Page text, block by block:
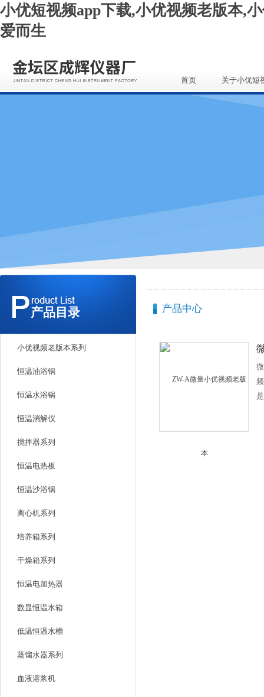
小优短视频app下载,小优视频老版本,
爱而生
首页 关于小优短
产品目录
小优视频老版本系列
恒温油浴锅
恒温水浴锅
恒温消解仪
搅拌器系列
恒温电热板
恒温沙浴锅
离心机系列
培养箱系列
干燥箱系列
恒温电加热器
数显恒温水箱
低温恒温水槽
蒸馏水器系列
血液溶浆机
产品中心
频